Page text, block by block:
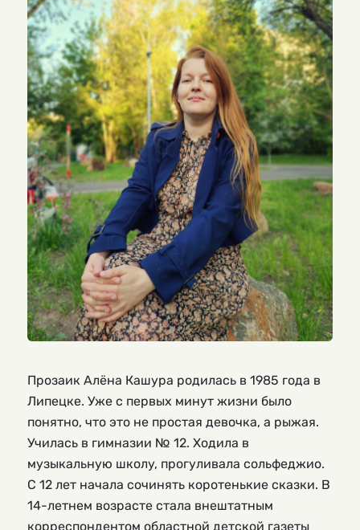
Прозаик Алёна Кашура родилась в 1985 года в
Липецке. Уже с первых минут жизни было
понятно, что это не простая девочка, а рыжая.
Училась в гимназии № 12. Ходила в
музыкальную школу, прогуливала сольфеджио.
С 12 лет начала сочинять коротенькие сказки. В
14-летнем возрасте стала внештатным
корреспондентом областной детской газеты